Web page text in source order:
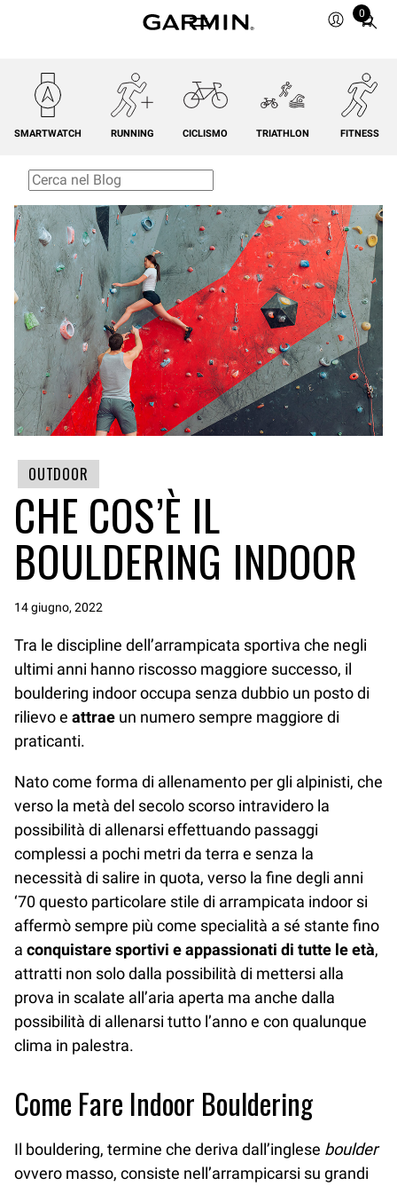
0
Total
cart:
0
SMARTWATCH RUNNING CICLISMO TRIATHLON FITNESS
OUTDOOR
CHE COS’È IL
BOULDERING INDOOR
14 giugno, 2022
Tra le discipline dell’arrampicata sportiva che negli
ultimi anni hanno riscosso maggiore successo, il
bouldering indoor occupa senza dubbio un posto di
rilievo e attrae un numero sempre maggiore di
praticanti.
Nato come forma di allenamento per gli alpinisti, che
verso la metà del secolo scorso intravidero la
possibilità di allenarsi effettuando passaggi
complessi a pochi metri da terra e senza la
necessità di salire in quota, verso la fine degli anni
‘70 questo particolare stile di arrampicata indoor si
affermò sempre più come specialità a sé stante fino
a conquistare sportivi e appassionati di tutte le età,
attratti non solo dalla possibilità di mettersi alla
prova in scalate all’aria aperta ma anche dalla
possibilità di allenarsi tutto l’anno e con qualunque
clima in palestra.
Come Fare Indoor Bouldering
Il bouldering, termine che deriva dall’inglese boulder
ovvero masso, consiste nell’arrampicarsi su grandi